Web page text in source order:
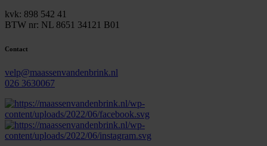
kvk: 898 542 41
BTW nr: NL 8651 34121 B01
Contact
velp@maassenvandenbrink.nl
026 3630067